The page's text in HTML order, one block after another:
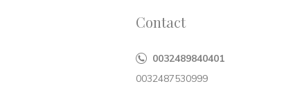
Contact
0032489840401
0032487530999